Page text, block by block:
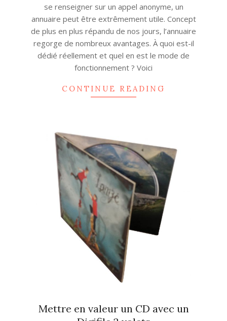
se renseigner sur un appel anonyme, un
annuaire peut être extrêmement utile. Concept
de plus en plus répandu de nos jours, l’annuaire
regorge de nombreux avantages. À quoi est-il
dédié réellement et quel en est le mode de
fonctionnement ? Voici
CONTINUE READING
Mettre en valeur un CD avec un